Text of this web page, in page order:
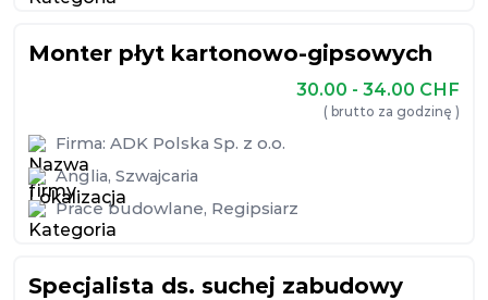
Monter płyt kartonowo-gipsowych
30.00 - 34.00 CHF
( brutto za godzinę )
Firma: ADK Polska Sp. z o.o.
Anglia, Szwajcaria
Prace budowlane, Regipsiarz
Specjalista ds. suchej zabudowy